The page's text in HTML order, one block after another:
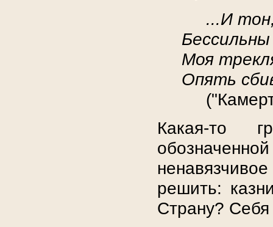
...И
Моя
Опять
Какая-то
решить:
Страну?